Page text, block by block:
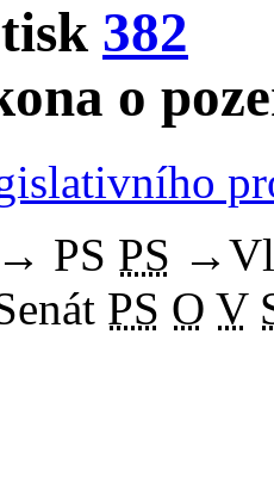
382
o
→ PS PS →
PS O V